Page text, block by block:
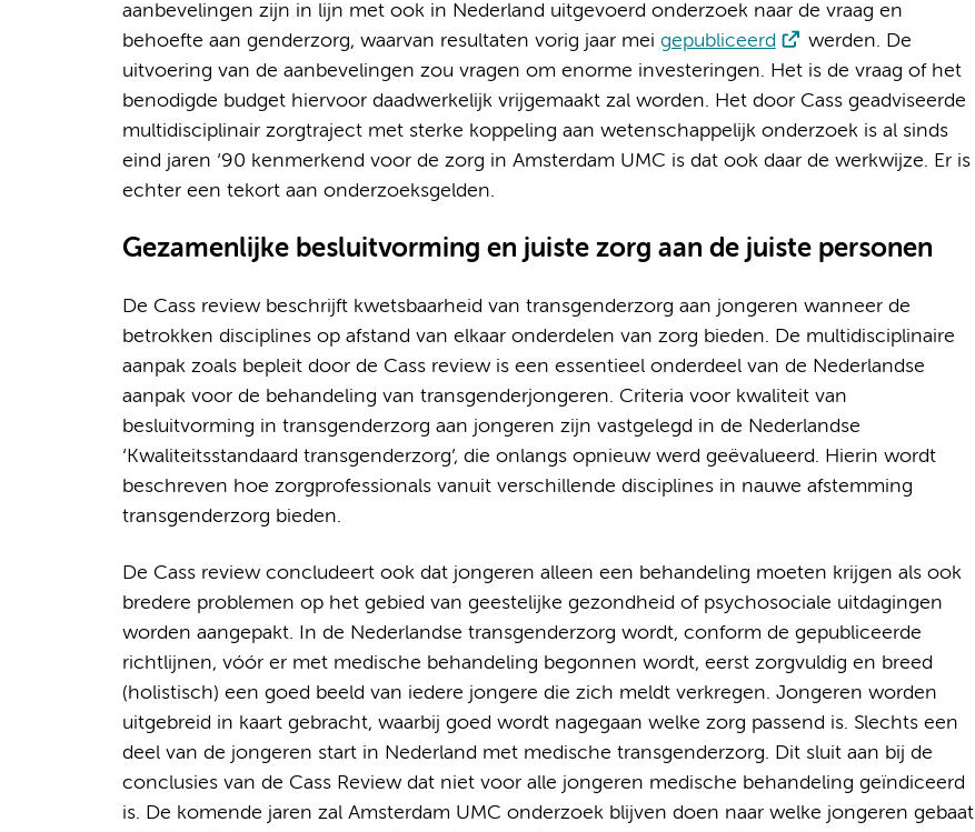
aanbevelingen zijn in lijn met ook in Nederland uitgevoerd onderzoek naar de vraag en
behoefte aan genderzorg, waarvan resultaten vorig jaar mei gepubliceerd
werden. De
uitvoering van de aanbevelingen zou vragen om enorme investeringen. Het is de vraag of het
benodigde budget hiervoor daadwerkelijk vrijgemaakt zal worden. Het door Cass geadviseerde
multidisciplinair zorgtraject met sterke koppeling aan wetenschappelijk onderzoek is al sinds
eind jaren ‘90 kenmerkend voor de zorg in Amsterdam UMC is dat ook daar de werkwijze. Er is
echter een tekort aan onderzoeksgelden.
Gezamenlijke besluitvorming en juiste zorg aan de juiste personen
De Cass review beschrijft kwetsbaarheid van transgenderzorg aan jongeren wanneer de
betrokken disciplines op afstand van elkaar onderdelen van zorg bieden. De multidisciplinaire
aanpak zoals bepleit door de Cass review is een essentieel onderdeel van de Nederlandse
aanpak voor de behandeling van transgenderjongeren. Criteria voor kwaliteit van
besluitvorming in transgenderzorg aan jongeren zijn vastgelegd in de Nederlandse
‘Kwaliteitsstandaard transgenderzorg’, die onlangs opnieuw werd geëvalueerd. Hierin wordt
beschreven hoe zorgprofessionals vanuit verschillende disciplines in nauwe afstemming
transgenderzorg bieden.
De Cass review concludeert ook dat jongeren alleen een behandeling moeten krijgen als ook
bredere problemen op het gebied van geestelijke gezondheid of psychosociale uitdagingen
worden aangepakt. In de Nederlandse transgenderzorg wordt, conform de gepubliceerde
richtlijnen, vóór er met medische behandeling begonnen wordt, eerst zorgvuldig en breed
(holistisch) een goed beeld van iedere jongere die zich meldt verkregen. Jongeren worden
uitgebreid in kaart gebracht, waarbij goed wordt nagegaan welke zorg passend is. Slechts een
deel van de jongeren start in Nederland met medische transgenderzorg. Dit sluit aan bij de
conclusies van de Cass Review dat niet voor alle jongeren medische behandeling geïndiceerd
is. De komende jaren zal Amsterdam UMC onderzoek blijven doen naar welke jongeren gebaat